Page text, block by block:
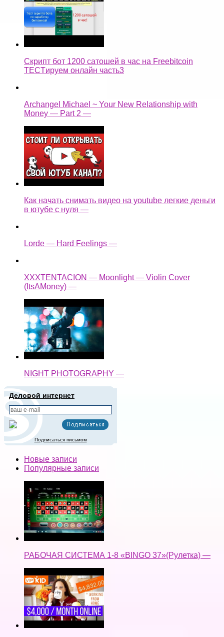
Скрипт бот 1200 сатошей в час на Freebitcoin
TECTируем онлайн часть3
Archangel Michael ~ Your New Relationship with
Money — Part 2 —
Как начать снимать видео на youtube легкие деньги
в ютубе с нуля —
Lorde — Hard Feelings —
XXXTENTACION — Moonlight — Violin Cover
(ItsAMoney) —
NIGHT PHOTOGRAPHY —
Деловой интернет
Подписаться письмом
Новые записи
Популярные записи
РАБОЧАЯ СИСТЕМА 1-8 «BINGO 37»(Рулетка) —